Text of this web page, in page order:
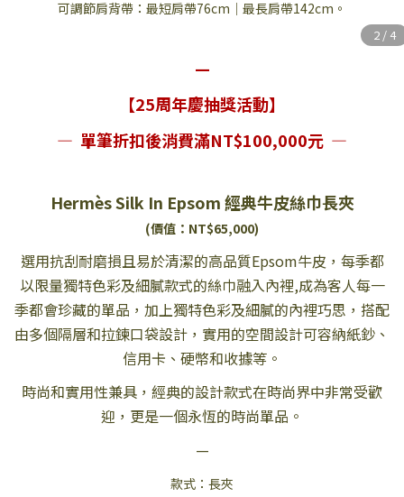
可調節肩背帶：最短肩帶76cm｜最長肩帶142cm。
—
【25周年慶抽獎活動】
— 單筆折扣後消費滿NT$100,000元 —
Hermès Silk In Epsom 經典牛皮絲巾長夾
(價值：NT$65,000)
選用抗刮耐磨損且易於清潔的高品質Epsom牛皮，每季都
以限量獨特色彩及細膩款式的絲巾融入內裡,成為客人每一
季都會珍藏的單品，加上獨特色彩及細膩的內裡巧思，搭配
由多個隔層和拉鍊口袋設計，實用的空間設計可容納紙鈔、
信用卡、硬幣和收據等。
時尚和實用性兼具，經典的設計款式在時尚界中非常受歡
迎，更是一個永恆的時尚單品。
—
款式：長夾